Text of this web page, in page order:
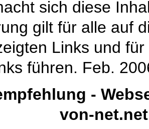
sich diese
gilt für alle auf
Links und
führen. Feb.
-
von-net.net